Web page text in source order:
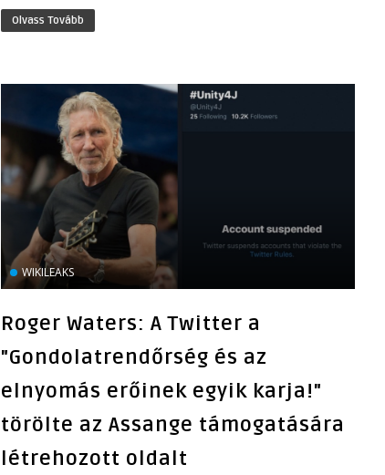
Olvass Tovább
WIKILEAKS
Roger Waters: A Twitter a
"Gondolatrendőrség és az
elnyomás erőinek egyik karja!"
törölte az Assange támogatására
létrehozott oldalt